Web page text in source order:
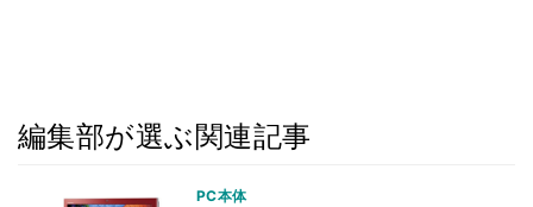
編集部が選ぶ関連記事
PC本体